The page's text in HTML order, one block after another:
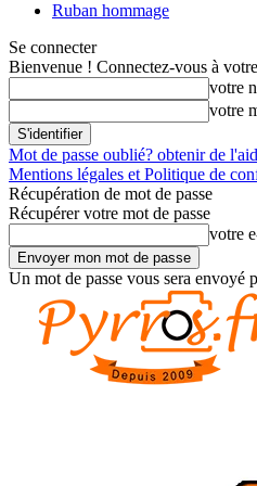
Ruban hommage
Se connecter
Bienvenue ! Connectez-vous à
votre
votre
Mot de passe oublié? obtenir de
Mentions légales et Politique de
Récupération de mot de passe
Récupérer votre mot de passe
votre
Un mot de passe vous sera envoyé